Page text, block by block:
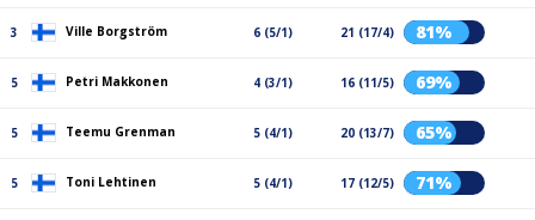
3 Ville Borgström 6 (5/1) 21 (17/4) 81%
5 Petri Makkonen 4 (3/1) 16 (11/5) 69%
5 Teemu Grenman 5 (4/1) 20 (13/7) 65%
5 Toni Lehtinen 5 (4/1) 17 (12/5) 71%